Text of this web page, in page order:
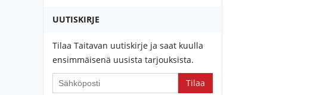
UUTISKIRJE
Tilaa Taitavan uutiskirje ja saat kuulla
ensimmäisenä uusista tarjouksista.